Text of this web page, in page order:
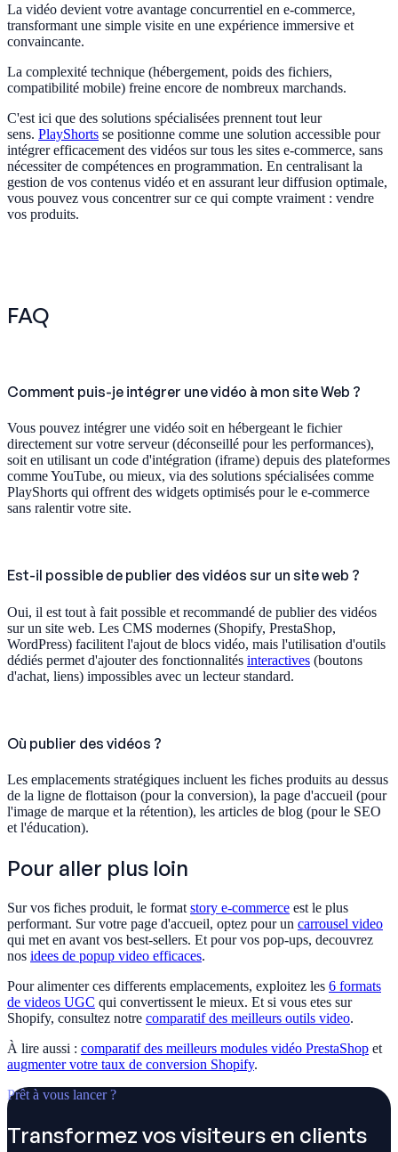
La vidéo devient votre avantage concurrentiel en e-commerce,
transformant une simple visite en une expérience immersive et
convaincante.
La complexité technique (hébergement, poids des fichiers,
compatibilité mobile) freine encore de nombreux marchands.
C'est ici que des solutions spécialisées prennent tout leur
sens. PlayShorts se positionne comme une solution accessible pour
intégrer efficacement des vidéos sur tous les sites e-commerce, sans
nécessiter de compétences en programmation. En centralisant la
gestion de vos contenus vidéo et en assurant leur diffusion optimale,
vous pouvez vous concentrer sur ce qui compte vraiment : vendre
vos produits.
FAQ
Comment puis-je intégrer une vidéo à mon site Web ?
Vous pouvez intégrer une vidéo soit en hébergeant le fichier
directement sur votre serveur (déconseillé pour les performances),
soit en utilisant un code d'intégration (iframe) depuis des plateformes
comme YouTube, ou mieux, via des solutions spécialisées comme
PlayShorts qui offrent des widgets optimisés pour le e-commerce
sans ralentir votre site.
Est-il possible de publier des vidéos sur un site web ?
Oui, il est tout à fait possible et recommandé de publier des vidéos
sur un site web. Les CMS modernes (Shopify, PrestaShop,
WordPress) facilitent l'ajout de blocs vidéo, mais l'utilisation d'outils
dédiés permet d'ajouter des fonctionnalités interactives (boutons
d'achat, liens) impossibles avec un lecteur standard.
Où publier des vidéos ?
Les emplacements stratégiques incluent les fiches produits au dessus
de la ligne de flottaison (pour la conversion), la page d'accueil (pour
l'image de marque et la rétention), les articles de blog (pour le SEO
et l'éducation).
Pour aller plus loin
Sur vos fiches produit, le format story e-commerce est le plus
performant. Sur votre page d'accueil, optez pour un carrousel video
qui met en avant vos best-sellers. Et pour vos pop-ups, decouvrez
nos idees de popup video efficaces.
Pour alimenter ces differents emplacements, exploitez les 6 formats
de videos UGC qui convertissent le mieux. Et si vous etes sur
Shopify, consultez notre comparatif des meilleurs outils video.
À lire aussi : comparatif des meilleurs modules vidéo PrestaShop et
augmenter votre taux de conversion Shopify.
Prêt à vous lancer ?
Transformez vos visiteurs en clients